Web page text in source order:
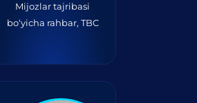
Mijozlar tajribasi
bo‘yicha rahbar, TBC